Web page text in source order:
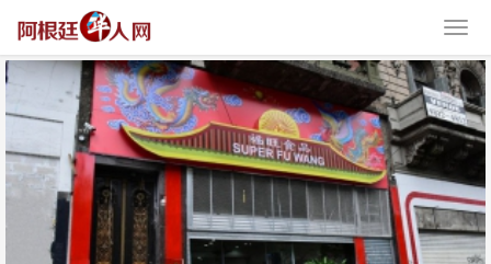
阿根廷福旺超市